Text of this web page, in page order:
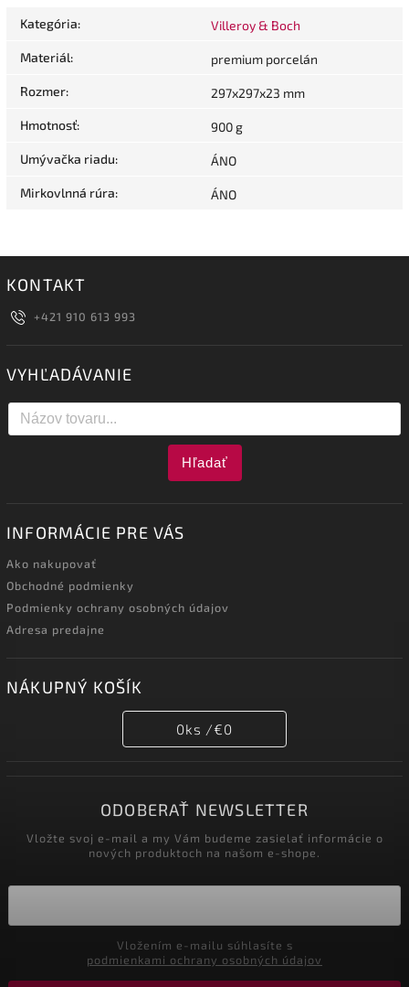
Kategória: Villeroy & Boch
Materiál: premium porcelán
Rozmer: 297x297x23 mm
Hmotnosť: 900 g
Umývačka riadu: ÁNO
Mirkovlnná rúra: ÁNO
KONTAKT
+421 910 613 993
VYHĽADÁVANIE
Hľadať
INFORMÁCIE PRE VÁS
Ako nakupovať
Obchodné podmienky
Podmienky ochrany osobných údajov
Adresa predajne
NÁKUPNÝ KOŠÍK
0ks /€0
ODOBERAŤ NEWSLETTER
Vložte svoj e-mail a my Vám budeme zasielať informácie o
nových produktoch na našom e-shope.
podmienkami ochrany osobných údajov